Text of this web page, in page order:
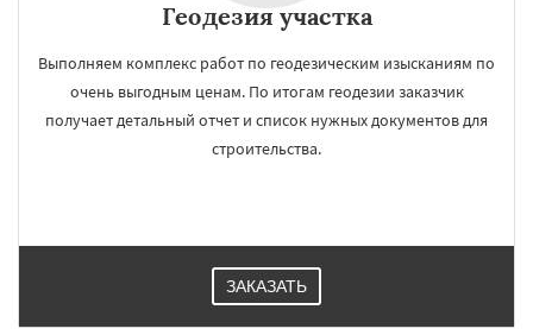
Геодезия участка
Выполняем комплекс работ по геодезическим изысканиям по
очень выгодным ценам. По итогам геодезии заказчик
получает детальный отчет и список нужных документов для
строительства.
ЗАКАЗАТЬ